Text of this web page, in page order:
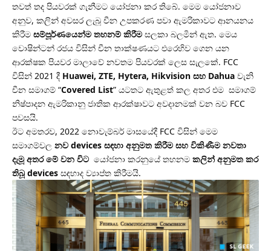
තවත් තද පියවරක් ගැනීමට යෝජනා කර තිබේ. මෙම යෝජනාව
අනුව, කලින් අවසර ලැබූ චීන උපකරණ පවා ඇමරිකාවට ආනයනය
කිරීම සම්පූර්ණයෙන්ම තහනම් කිරීම සලකා බලමින් ඇත. මෙය
වොෂින්ටන් රජය විසින් චීන තාක්ෂණයට එරෙහිව ගෙන යන
ආරක්ෂක පියවර මාලාවේ නවතම පියවරක් ලෙස සැලකේ. FCC
විසින් 2021 දී Huawei, ZTE, Hytera, Hikvision සහ Dahua වැනි
චීන සමාගම් “Covered List” යටතට ඇතුළත් කල අතර එම සමාගම්
නිෂ්පාදන ඇමරිකානු ජාතික ආරක්ෂාවට අවදානමක් වන බව FCC
පවසයි.
ඊට අමතරව, 2022 නොවැම්බර් මාසයේදී FCC විසින් මෙම
සමාගම්වල නව devices සඳහා අනුමත කිරීම සහ විකිණීම නවතා
දැමූ අතර මේ වන විට යෝජනා කරනුයේ තහනම කලින් අනුමත කර
තිබූ devices සඳහාද ව්‍යාප්ත කිරීමයි.